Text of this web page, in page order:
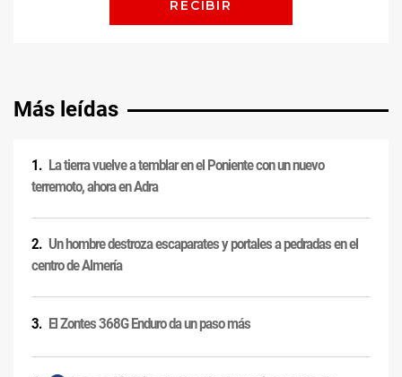
Más leídas
La tierra vuelve a temblar en el Poniente con un nuevo
terremoto, ahora en Adra
Un hombre destroza escaparates y portales a pedradas en el
centro de Almería
El Zontes 368G Enduro da un paso más